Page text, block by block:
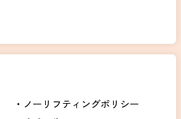
ノーリフティングポリシー